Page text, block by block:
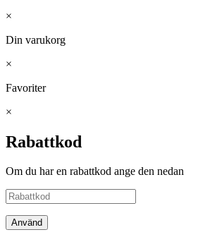
×
Din varukorg
×
Favoriter
×
Rabattkod
Om du har en rabattkod ange den nedan
Använd